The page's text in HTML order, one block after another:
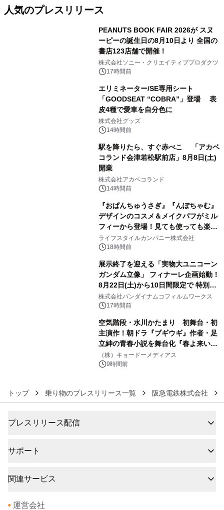
人気のプレスリリース
PEANUTS BOOK FAIR 2026が スヌ
ーピーの誕生日の8月10日より 全国の
書店123店舗で開催！
株式会社ソニー・クリエイティブプロダクツ
17時間前
エリミネーター/SE専用シート
「GOODSEAT “COBRA”」登場 表
皮4種で愛車を自分色に
株式会社グッズ
14時間前
駅を降りたら、すぐ赤べこ 「アカベ
コランド会津若松駅前店」8月8日(土)
開業
株式会社アカベコランド
14時間前
『おぱんちゅうさぎ』『んぽちゃむ』
デザインのコスメ＆メイクパフがミル
フィーから登場！見ても使っても楽し
い、ポップでキュートなコレクショ
ン。
ライフスタイルカンパニー株式会社
18時間前
展示終了を迎える「実物大ユニコーン
ガンダム立像」 フィナーレ企画始動！
8月22日(土)から10日間限定で 特別映
像『UNICORN GUNDAM Statue ―
BEYOND POSSIBILITY ―』を上映！
株式会社バンダイナムコフィルムワークス
17時間前
空気階段・水川かたまり 初舞台・初
主演作！朝ドラ『ブギウギ』作者・足
立紳の青春小説を舞台化『春よ来い、
マジで来い』キービジュアル解禁！
（株）キョードーメディアス
9時間前
トップ 乗り物のプレスリリース一覧 阪急電鉄株式会社
プレスリリース配信
サポート
関連サービス
• 運営会社